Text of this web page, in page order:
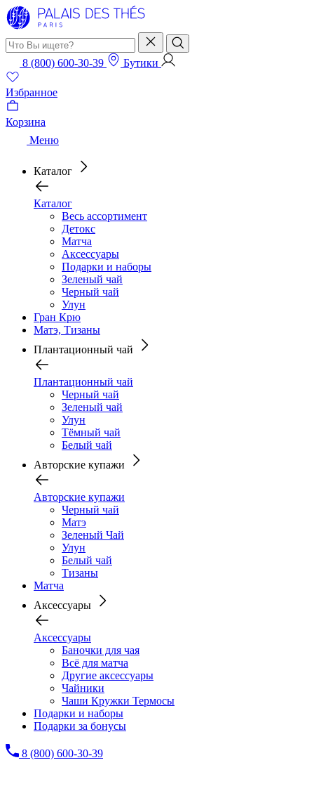
8 (800) 600-30-39 Бутики
Избранное
Корзина
Меню
Каталог
Каталог
Весь ассортимент
Детокс
Матча
Аксессуары
Подарки и наборы
Зеленый чай
Черный чай
Улун
Гран Крю
Матэ, Тизаны
Плантационный чай
Плантационный чай
Черный чай
Зеленый чай
Улун
Тёмный чай
Белый чай
Авторские купажи
Авторские купажи
Черный чай
Матэ
Зеленый Чай
Улун
Белый чай
Тизаны
Матча
Аксессуары
Аксессуары
Баночки для чая
Всё для матча
Другие аксессуары
Чайники
Чаши Кружки Термосы
Подарки и наборы
Подарки за бонусы
8 (800) 600-30-39